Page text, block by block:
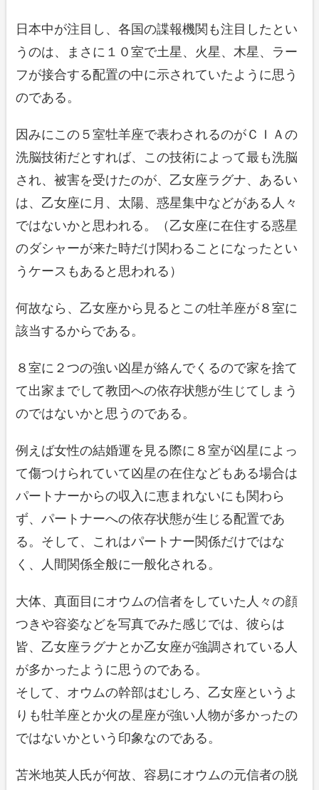
日本中が注目し、各国の諜報機関も注目したとい
うのは、まさに１０室で土星、火星、木星、ラー
フが接合する配置の中に示されていたように思う
のである。
因みにこの５室牡羊座で表わされるのがＣＩＡの
洗脳技術だとすれば、この技術によって最も洗脳
され、被害を受けたのが、乙女座ラグナ、あるい
は、乙女座に月、太陽、惑星集中などがある人々
ではないかと思われる。（乙女座に在住する惑星
のダシャーが来た時だけ関わることになったとい
うケースもあると思われる）
何故なら、乙女座から見るとこの牡羊座が８室に
該当するからである。
８室に２つの強い凶星が絡んでくるので家を捨て
て出家までして教団への依存状態が生じてしまう
のではないかと思うのである。
例えば女性の結婚運を見る際に８室が凶星によっ
て傷つけられていて凶星の在住などもある場合は
パートナーからの収入に恵まれないにも関わら
ず、パートナーへの依存状態が生じる配置であ
る。そして、これはパートナー関係だけではな
く、人間関係全般に一般化される。
大体、真面目にオウムの信者をしていた人々の顔
つきや容姿などを写真でみた感じでは、彼らは
皆、乙女座ラグナとか乙女座が強調されている人
が多かったように思うのである。
そして、オウムの幹部はむしろ、乙女座というよ
りも牡羊座とか火の星座が強い人物が多かったの
ではないかという印象なのである。
苫米地英人氏が何故、容易にオウムの元信者の脱